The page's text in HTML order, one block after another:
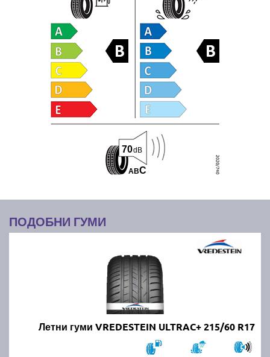
ABC
70dB
ПОДОБНИ ГУМИ
Летни гуми VREDESTEIN ULTRAC+ 215/60 R17